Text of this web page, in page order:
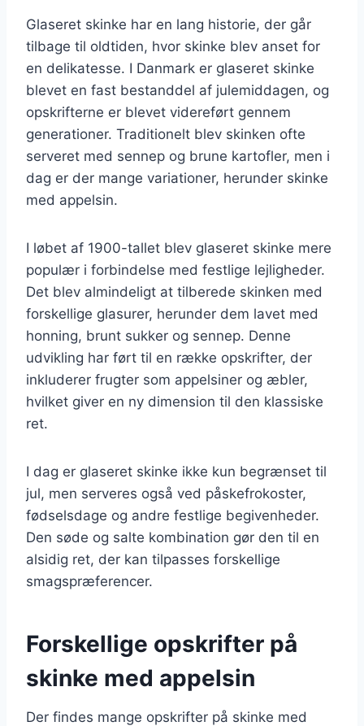
Glaseret skinke har en lang historie, der går
tilbage til oldtiden, hvor skinke blev anset for
en delikatesse. I Danmark er glaseret skinke
blevet en fast bestanddel af julemiddagen, og
opskrifterne er blevet videreført gennem
generationer. Traditionelt blev skinken ofte
serveret med sennep og brune kartofler, men i
dag er der mange variationer, herunder skinke
med appelsin.
I løbet af 1900-tallet blev glaseret skinke mere
populær i forbindelse med festlige lejligheder.
Det blev almindeligt at tilberede skinken med
forskellige glasurer, herunder dem lavet med
honning, brunt sukker og sennep. Denne
udvikling har ført til en række opskrifter, der
inkluderer frugter som appelsiner og æbler,
hvilket giver en ny dimension til den klassiske
ret.
I dag er glaseret skinke ikke kun begrænset til
jul, men serveres også ved påskefrokoster,
fødselsdage og andre festlige begivenheder.
Den søde og salte kombination gør den til en
alsidig ret, der kan tilpasses forskellige
smagspræferencer.
Forskellige opskrifter på
skinke med appelsin
Der findes mange opskrifter på skinke med